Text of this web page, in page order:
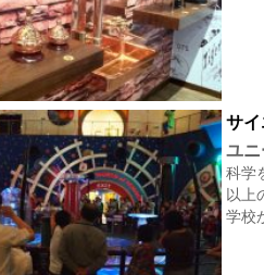
サ
ユ
科学
以上
学校